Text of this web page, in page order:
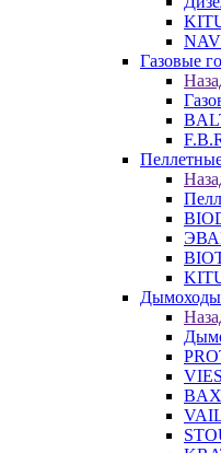
Газовые
Дымоходы